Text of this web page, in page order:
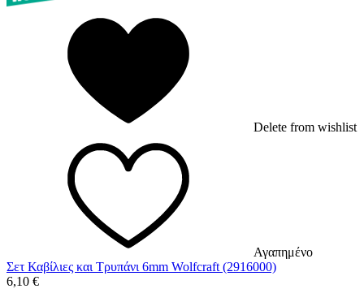
Delete from wishlist
Αγαπημένο
Σετ Καβίλιες και Τρυπάνι 6mm Wolfcraft (2916000)
6,10 €